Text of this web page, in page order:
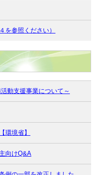
を参照ください）
動支援事業について～
環境省】
向けQ&A